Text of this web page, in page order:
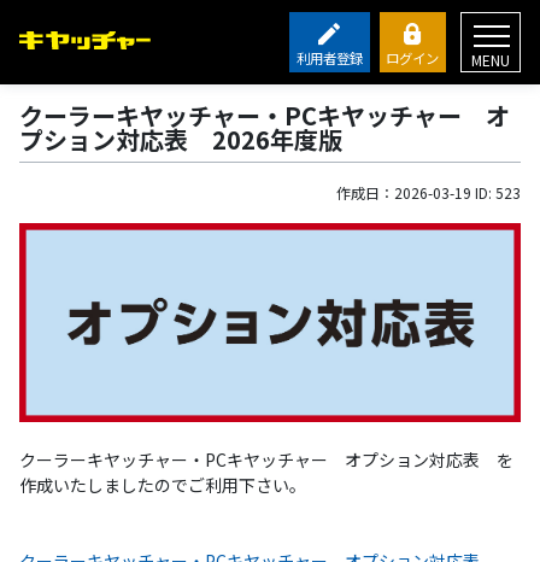
利用者登録 ログイン MENU
クーラーキヤッチャー・PCキヤッチャー オ
プション対応表 2026年度版
作成日：2026-03-19 ID: 523
クーラーキヤッチャー・PCキヤッチャー オプション対応表 を
作成いたしましたのでご利用下さい。